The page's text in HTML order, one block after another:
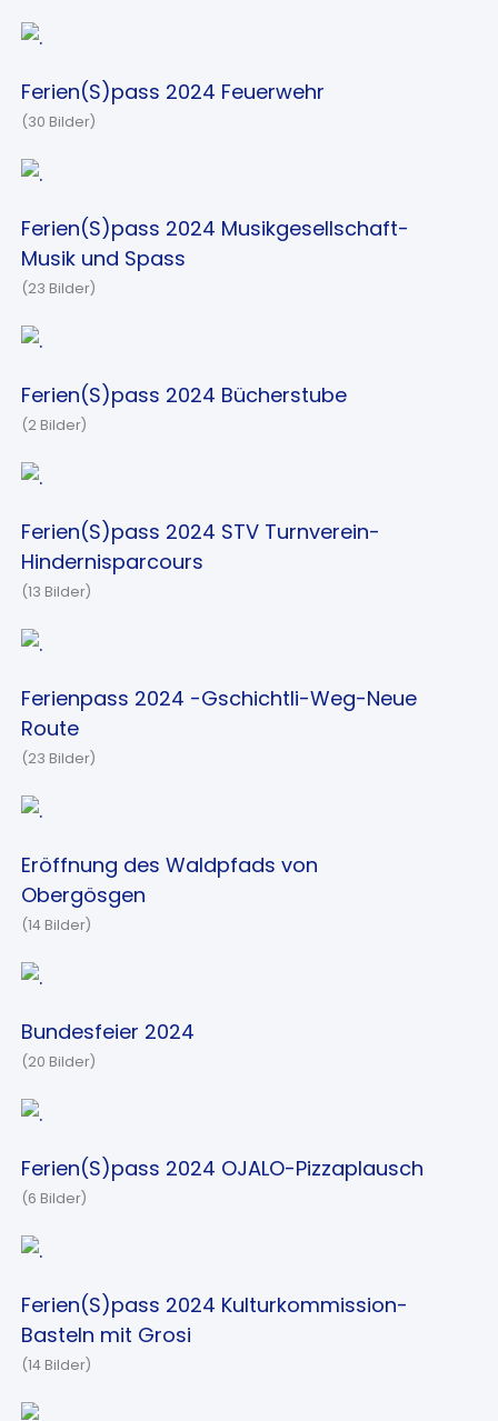
Ferien(S)pass 2024 Feuerwehr
(30 Bilder)
Ferien(S)pass 2024 Musikgesellschaft-
Musik und Spass
(23 Bilder)
Ferien(S)pass 2024 Bücherstube
(2 Bilder)
Ferien(S)pass 2024 STV Turnverein-
Hindernisparcours
(13 Bilder)
Ferienpass 2024 -Gschichtli-Weg-Neue
Route
(23 Bilder)
Eröffnung des Waldpfads von
Obergösgen
(14 Bilder)
Bundesfeier 2024
(20 Bilder)
Ferien(S)pass 2024 OJALO-Pizzaplausch
(6 Bilder)
Ferien(S)pass 2024 Kulturkommission-
Basteln mit Grosi
(14 Bilder)